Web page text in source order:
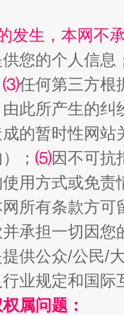
白藏房 除
发生，本网不
您的个人信息
⑶任何第三方根
此所产生的纠
的暂时性网
； ⑸因不可抗
用方式或免责
所有条款方
承担一切因
供公众/公民/
业规定和国
属问题：